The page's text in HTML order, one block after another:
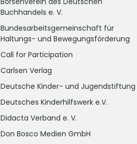
Buchhandels e. V.
Bundesarbeitsgemeinschaft für
Haltungs- und Bewegungsförderung
Call for Participation
Carlsen Verlag
Deutsche Kinder- und Jugendstiftung
Deutsches Kinderhilfswerk e.V.
Didacta Verband e. V.
Don Bosco Medien GmbH